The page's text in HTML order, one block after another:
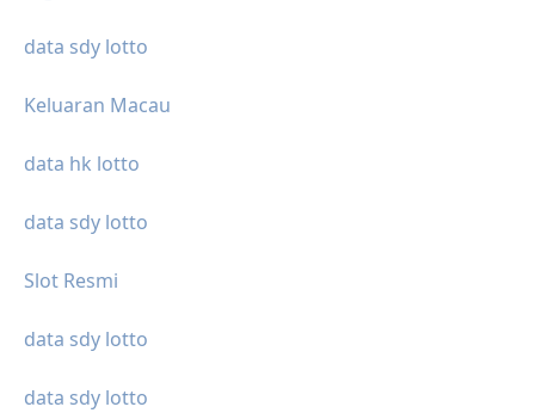
data sdy lotto
Keluaran Macau
data hk lotto
data sdy lotto
Slot Resmi
data sdy lotto
data sdy lotto